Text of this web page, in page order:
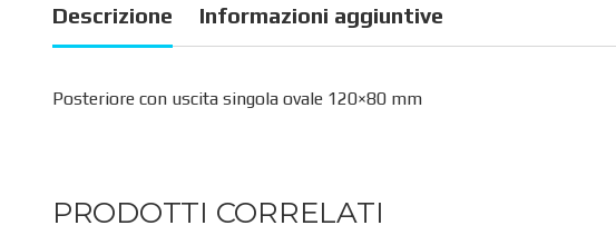
Descrizione Informazioni aggiuntive
Posteriore con uscita singola ovale 120×80 mm
PRODOTTI CORRELATI